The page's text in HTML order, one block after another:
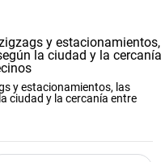
y estacionamientos, las
ciudad y la cercanía entre